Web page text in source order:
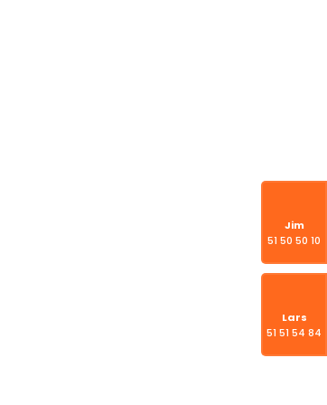
Jim
51 50 50 10
Lars
51 51 54 84